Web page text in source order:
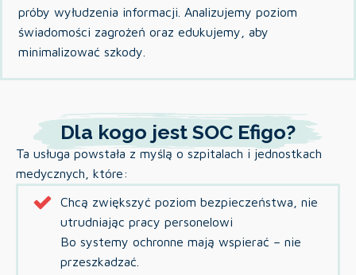
próby wyłudzenia informacji. Analizujemy poziom
świadomości zagrożeń oraz edukujemy, aby
minimalizować szkody.
Dla kogo jest SOC Efigo?
Ta usługa powstała z myślą o szpitalach i jednostkach
medycznych, które:
Chcą zwiększyć poziom bezpieczeństwa, nie
utrudniając pracy personelowi
Bo systemy ochronne mają wspierać – nie
przeszkadzać.